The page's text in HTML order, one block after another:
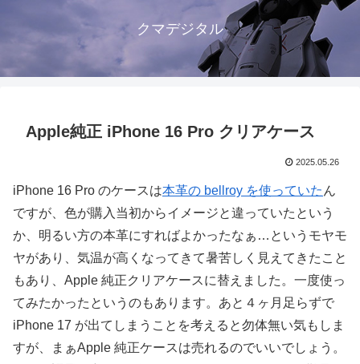
クマデジタル
Apple純正 iPhone 16 Pro クリアケース
2025.05.26
iPhone 16 Pro のケースは本革の bellroy を使っていた ん
ですが、色が購入当初からイメージと違っていたという
か、明るい方の本革にすればよかったなぁ…というモヤモ
ヤがあり、気温が高くなってきて暑苦しく見えてきたこと
もあり、Apple 純正クリアケースに替えました。一度使っ
てみたかったというのもあります。あと４ヶ月足らずで
iPhone 17 が出てしまうことを考えると勿体無い気もしま
すが、まぁApple 純正ケースは売れるのでいいでしょう。